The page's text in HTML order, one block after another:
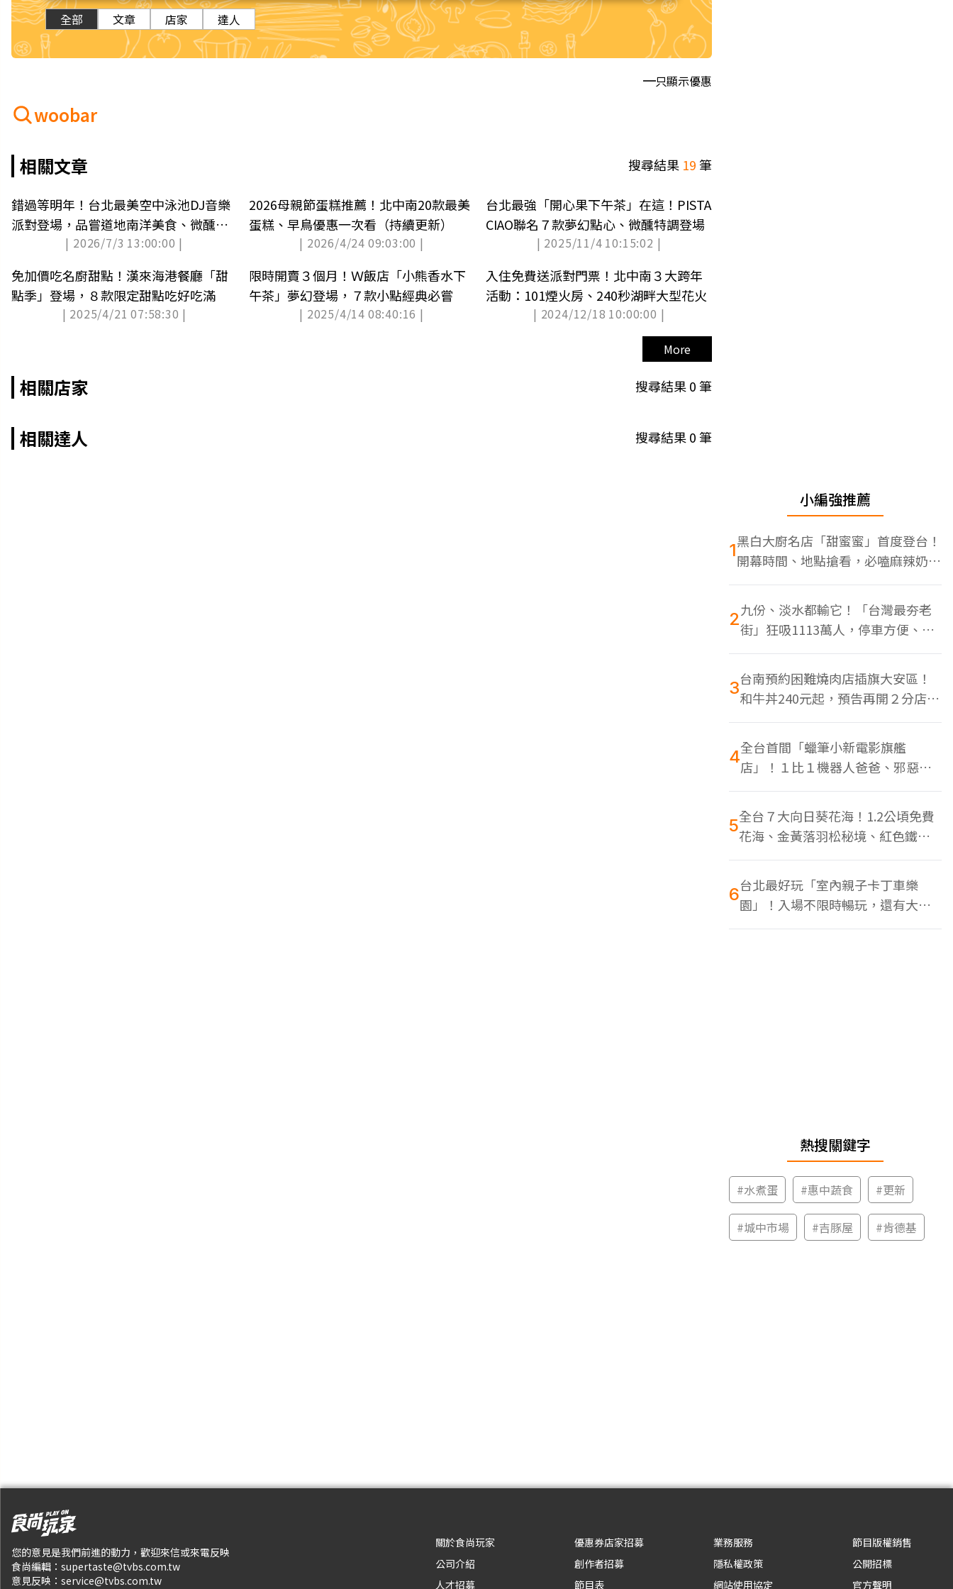
全部 文章 店家 達人
只顯示優惠
woobar
相關文章 搜尋結果 19筆
錯過等明年！台北最美空中泳池DJ音樂
派對登場，品嘗道地南洋美食、微醺特
| 2026/7/3 13:00:00 |
2026母親節蛋糕推薦！北中南20款最美
蛋糕、早鳥優惠一次看（持續更新）
| 2026/4/24 09:03:00 |
台北最強「開心果下午茶」在這！PISTA
CIAO聯名７款夢幻點心、微醺特調登場
| 2025/11/4 10:15:02 |
免加價吃名廚甜點！漢來海港餐廳「甜
點季」登場，８款限定甜點吃好吃滿
| 2025/4/21 07:58:30 |
限時開賣３個月！Ｗ飯店「小熊香水下
午茶」夢幻登場，７款小點經典必嘗
| 2025/4/14 08:40:16 |
入住免費送派對門票！北中南３大跨年
活動：101煙火房、240秒湖畔大型花火
| 2024/12/18 10:00:00 |
More
相關店家 搜尋結果0筆
相關達人 搜尋結果0筆
小編強推薦
1黑白大廚名店「甜蜜蜜」首度登台！
開幕時間、地點搶看，必嗑麻辣奶油
蝦
2九份、淡水都輸它！「台灣最夯老
街」狂吸1113萬人，停車方便、特
色美食多
3台南預約困難燒肉店插旗大安區！
和牛丼240元起，預告再開２分店、
地點曝光
4全台首間「蠟筆小新電影旗艦
店」！１比１機器人爸爸、邪惡正
男，百款周邊買翻
5全台７大向日葵花海！1.2公頃免費
花海、金黃落羽松秘境、紅色鐵橋
同框
6台北最好玩「室內親子卡丁車樂
園」！入場不限時暢玩，還有大螢
幕Switch遊戲區
熱搜關鍵字
#水煮蛋 #惠中蔬食 #更新
#城中市場 #吉豚屋 #肯德基
您的意見是我們前進的動力，歡迎來信或來電反映
食尚編輯： supertaste@tvbs.com.tw
意見反映： service@tvbs.com.tw
關於食尚玩家
公司介紹
人才招募
優惠券店家招募
創作者招募
節目表
業務服務
隱私權政策
網站使用協定
節目版權銷售
公開招標
官方聲明